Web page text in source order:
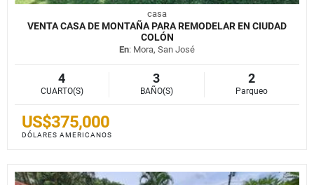
casa
VENTA CASA DE MONTAÑA PARA REMODELAR EN CIUDAD
COLÓN
En: Mora, San José
4
CUARTO(S)
3
BAÑO(S)
2
Parqueo
US$375,000
DÓLARES AMERICANOS